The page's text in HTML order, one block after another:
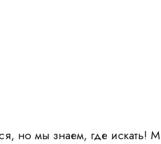
но мы знаем, где искать!